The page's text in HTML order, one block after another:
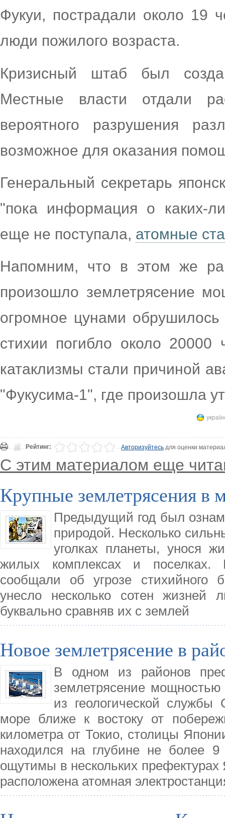
Фукуи, пострадали около 19
люди пожилого возраста.
Кризисный штаб был
Местные власти отдали
вероятного разрушения
возможное для оказания
Генеральный секретарь
"пока информация о каких-
еще не поступала, атомные
Напомним, что в этом же
произошло землетрясение
огромное цунами
стихии погибло около 20000
катаклизмы стали причиной
"Фукусима-1", где произошла
Рейтинг: Авторизуйтесьдля оценки
С этим материалом еще
Крупные землетрясения в
Предыдущий год был
природой. Несколько
уголках планеты, унося
жилых комплексах и поселках.
сообщали об угрозе стихийного
унесло несколько сотен
буквально сравняв их с землей
Новое землетрясение в
В одном из районов
землетрясение
из геологической
море ближе к востоку от
километра от Токио, столицы
находился на глубине не более
ощутимы в нескольких
расположена атомная